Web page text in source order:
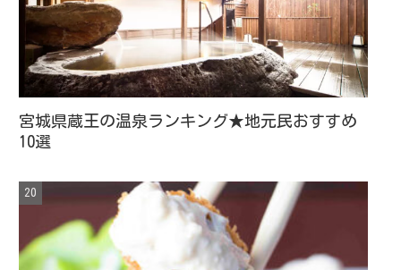
宮城県蔵王の温泉ランキング★地元民おすすめ
10選